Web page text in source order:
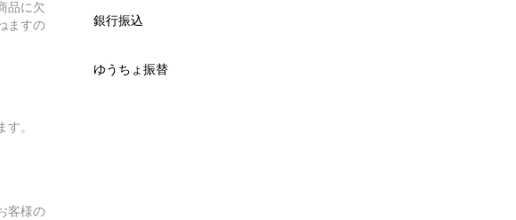
品に欠
ますの
。
客様の
銀行振込
ゆうちょ振替